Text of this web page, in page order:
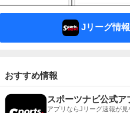
Jリーグ情
おすすめ情報
スポーツナビ公式ア
アプリならJリーグ速報が見